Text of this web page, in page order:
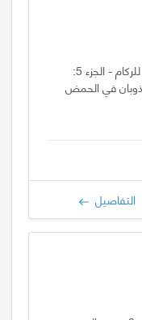
اختبارات الخصائص الكيميائية للركام - الجزء 5:
في الحمض
التفاصيل